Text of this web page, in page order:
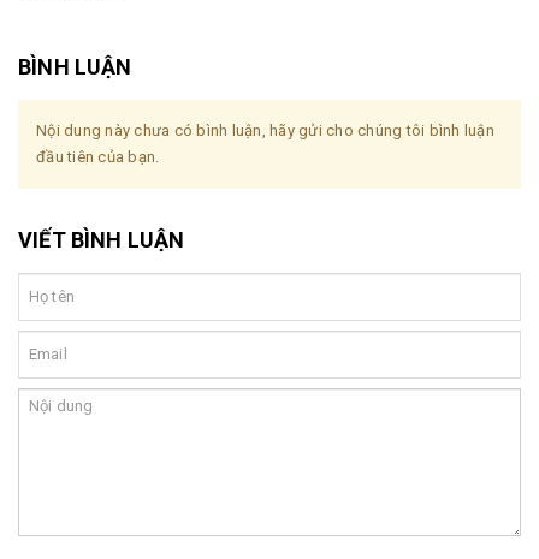
BÌNH LUẬN
Nội dung này chưa có bình luận, hãy gửi cho chúng tôi bình luận
đầu tiên của bạn.
VIẾT BÌNH LUẬN